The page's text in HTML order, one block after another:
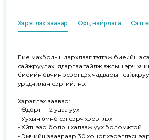
Хэрэглэх заавар Орц найрлага
Бие махбодын дархлааг тэтгэж биеийн
сайжруулах, ядаргаа тайлж ажлын эрч
биеийн өвчин эсэргүүцэх чадварыг
урьдчилан сэргийлнэ.
Хэрэглэх заавар:
- Өдөрт 1 - 2 удаа уух
- Уухын өмнө сэгсэрч хэрэглэх
- Хүйтнээр болон халааж уух боломжтой
- Эмчийн заавраар 30 хоног